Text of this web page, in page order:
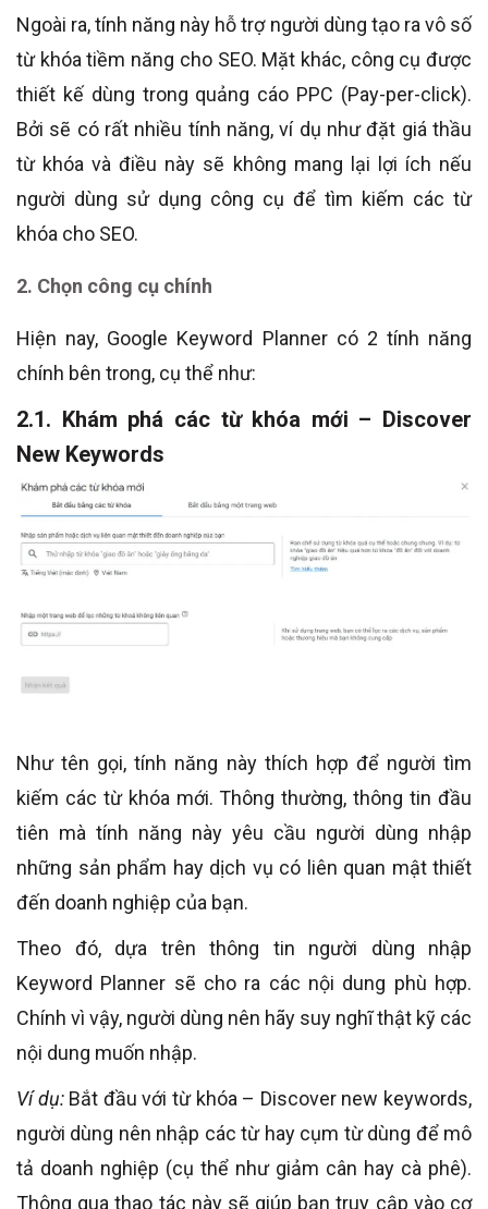
Ngoài ra, tính năng này hỗ trợ người dùng tạo ra vô số
từ khóa tiềm năng cho SEO. Mặt khác, công cụ được
thiết kế dùng trong quảng cáo PPC (Pay-per-click).
Bởi sẽ có rất nhiều tính năng, ví dụ như đặt giá thầu
từ khóa và điều này sẽ không mang lại lợi ích nếu
người dùng sử dụng công cụ để tìm kiếm các từ
khóa cho SEO.
2. Chọn công cụ chính
Hiện nay, Google Keyword Planner có 2 tính năng
chính bên trong, cụ thể như:
2.1. Khám phá các từ khóa mới – Discover
New Keywords
Như tên gọi, tính năng này thích hợp để người tìm
kiếm các từ khóa mới. Thông thường, thông tin đầu
tiên mà tính năng này yêu cầu người dùng nhập
những sản phẩm hay dịch vụ có liên quan mật thiết
đến doanh nghiệp của bạn.
Theo đó, dựa trên thông tin người dùng nhập
Keyword Planner sẽ cho ra các nội dung phù hợp.
Chính vì vậy, người dùng nên hãy suy nghĩ thật kỹ các
nội dung muốn nhập.
Ví dụ:Bắt đầu với từ khóa – Discover new keywords,
người dùng nên nhập các từ hay cụm từ dùng để mô
tả doanh nghiệp (cụ thể như giảm cân hay cà phê).
Thông qua thao tác này sẽ giúp bạn truy cập vào cơ